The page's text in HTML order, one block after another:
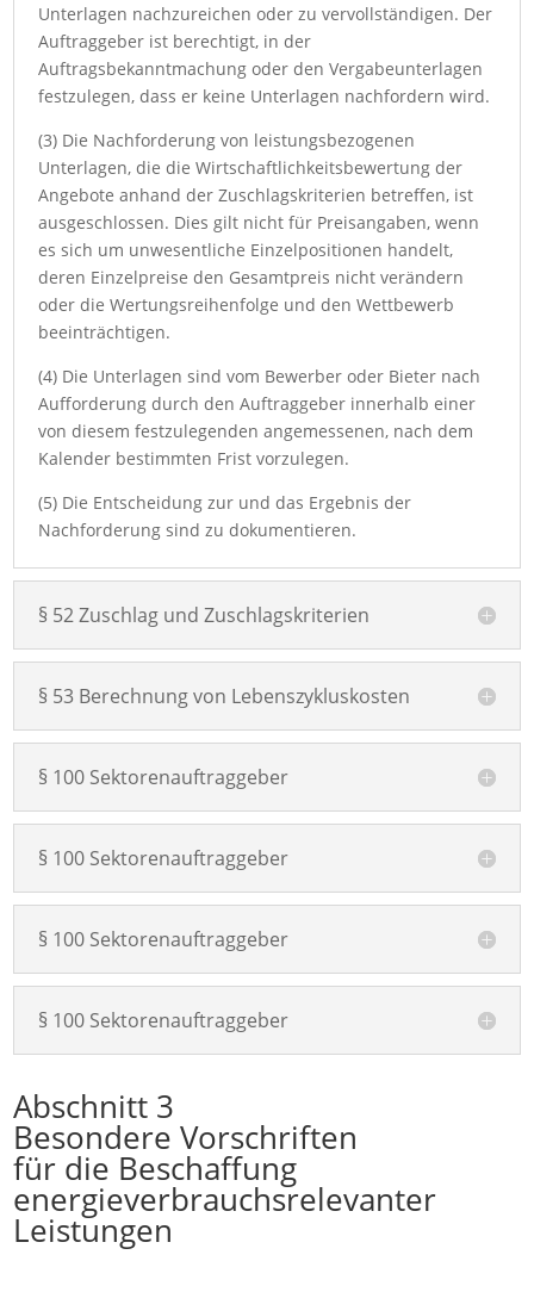
Unterlagen nachzureichen oder zu vervollständigen. Der
Auftraggeber ist berechtigt, in der
Auftragsbekanntmachung oder den Vergabeunterlagen
festzulegen, dass er keine Unterlagen nachfordern wird.
(3) Die Nachforderung von leistungsbezogenen
Unterlagen, die die Wirtschaftlichkeitsbewertung der
Angebote anhand der Zuschlagskriterien betreffen, ist
ausgeschlossen. Dies gilt nicht für Preisangaben, wenn
es sich um unwesentliche Einzelpositionen handelt,
deren Einzelpreise den Gesamtpreis nicht verändern
oder die Wertungsreihenfolge und den Wettbewerb
beeinträchtigen.
(4) Die Unterlagen sind vom Bewerber oder Bieter nach
Aufforderung durch den Auftraggeber innerhalb einer
von diesem festzulegenden angemessenen, nach dem
Kalender bestimmten Frist vorzulegen.
(5) Die Entscheidung zur und das Ergebnis der
Nachforderung sind zu dokumentieren.
§ 52 Zuschlag und Zuschlagskriterien
§ 53 Berechnung von Lebenszykluskosten
§ 100 Sektorenauftraggeber
§ 100 Sektorenauftraggeber
§ 100 Sektorenauftraggeber
§ 100 Sektorenauftraggeber
Abschnitt 3
Besondere Vorschriften
für die Beschaffung
energieverbrauchsrelevanter
Leistungen